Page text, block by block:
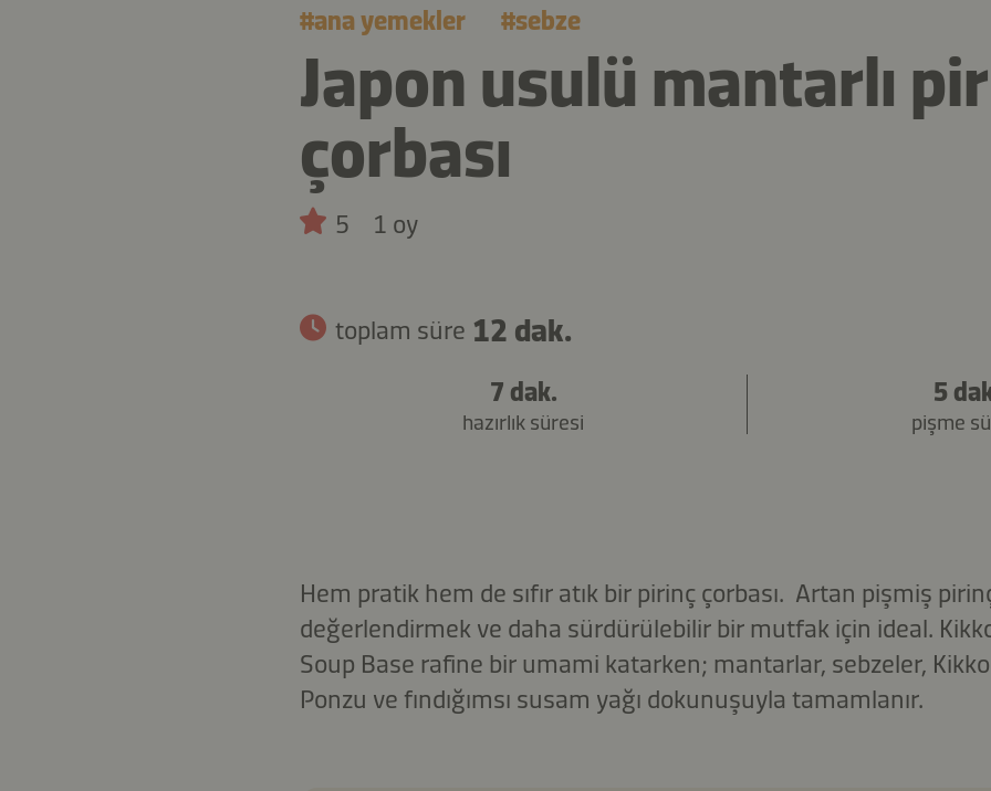
#ana yemekler #sebze
Japon usulü mantarlı
çorbası
5 1 oy
toplam süre 12 dak.
7 dak.
hazırlık süresi
5
pişme
Hem pratik hem de sıfır atık bir pirinç çorbası. Artan pişmiş
değerlendirmek ve daha sürdürülebilir bir mutfak için ideal.
Soup Base rafine bir umami katarken; mantarlar, sebzeler,
Ponzu ve fındığımsı susam yağı dokunuşuyla tamamlanır.